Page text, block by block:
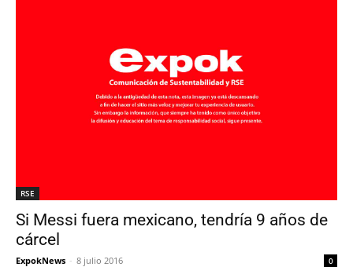
RSE
Si Messi fuera mexicano, tendría 9 años de
cárcel
ExpokNews - 8 julio 2016 0